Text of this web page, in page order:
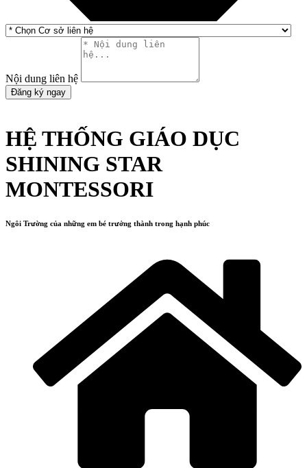
Nội dung liên hệ
Đăng ký ngay
HỆ THỐNG GIÁO DỤC
SHINING STAR
MONTESSORI
Ngôi Trường của những em bé trưởng thành trong hạnh phúc